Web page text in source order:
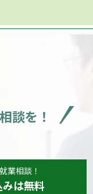
談を！
業相談！
は無料